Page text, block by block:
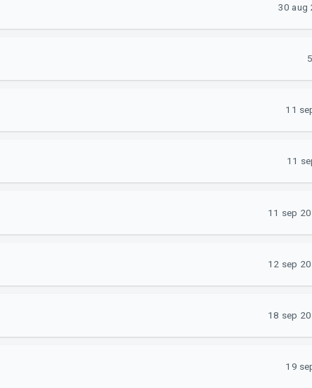
30 aug
11
11
11 sep
12 sep
18 sep
19